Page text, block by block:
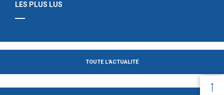
LES PLUS LUS
TOUTE L'ACTUALITÉ